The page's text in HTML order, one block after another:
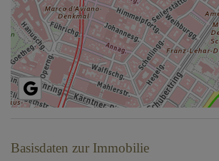
Basisdaten zur Immobilie